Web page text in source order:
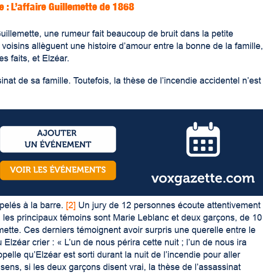
: L’affaire Guillemette de 1868
une rumeur fait beaucoup de bruit dans la petite
allèguent une histoire d’amour entre la bonne de la famille,
faits, et Elzéar.
de sa famille. Toutefois, la thèse de l’incendie accidentel n’est
à la barre. [2] Un jury de 12 personnes écoute attentivement
principaux témoins sont Marie Leblanc et deux garçons, de 10
Ces derniers témoignent avoir surpris une querelle entre le
crier : « L’un de nous périra cette nuit ; l’un de nous ira
qu’Elzéar est sorti durant la nuit de l’incendie pour aller
si les deux garçons disent vrai, la thèse de l’assassinat